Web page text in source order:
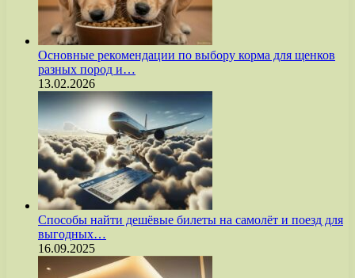
Основные рекомендации по выбору корма для щенков
разных пород и…
13.02.2026
Способы найти дешёвые билеты на самолёт и поезд для
выгодных…
16.09.2025